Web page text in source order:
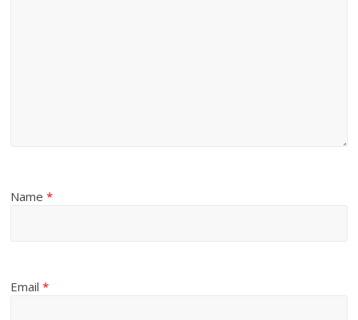
Name*
Email*